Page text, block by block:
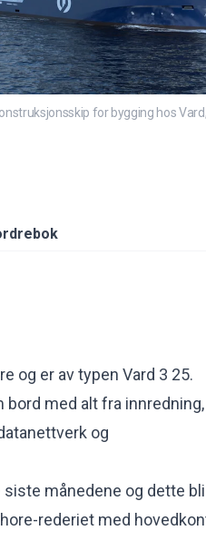
for bygging hos
og er av typen Vard 3 25.
med alt fra innredning,
og
månedene og dette
-rederiet med